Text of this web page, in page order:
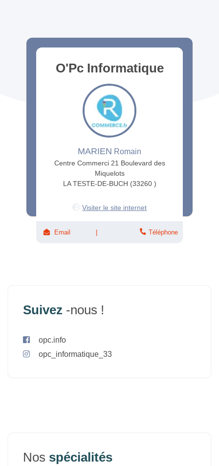
O'Pc Informatique
MARIEN Romain
Centre Commerci 21 Boulevard des
Miquelots
LA TESTE-DE-BUCH (33260 )
Visiter le site internet
Email Téléphone
Suivez -nous !
opc.info
opc_informatique_33
Nos spécialités